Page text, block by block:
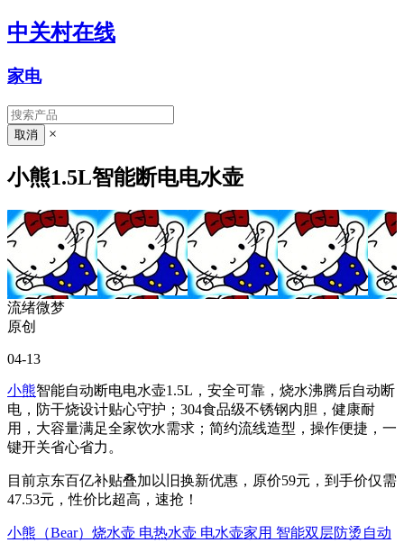
中关村在线
家电
×
小熊1.5L智能断电电水壶
流绪微梦
原创
04-13
小熊智能自动断电电水壶1.5L，安全可靠，烧水沸腾后自动断
电，防干烧设计贴心守护；304食品级不锈钢内胆，健康耐
用，大容量满足全家饮水需求；简约流线造型，操作便捷，一
键开关省心省力。
目前京东百亿补贴叠加以旧换新优惠，原价59元，到手价仅需
47.53元，性价比超高，速抢！
小熊（Bear）烧水壶 电热水壶 电水壶家用 智能双层防烫自动